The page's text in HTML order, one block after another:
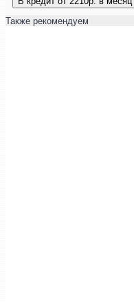
Также рекомендуем